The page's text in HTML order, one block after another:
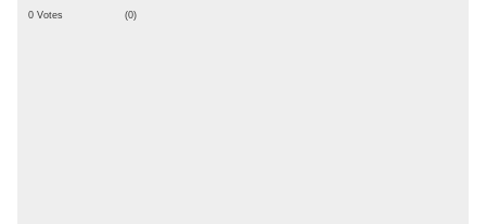
0 Votes (0)